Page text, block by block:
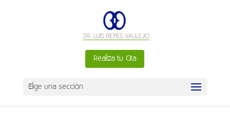
Realiza tu Cita
Elige una sección